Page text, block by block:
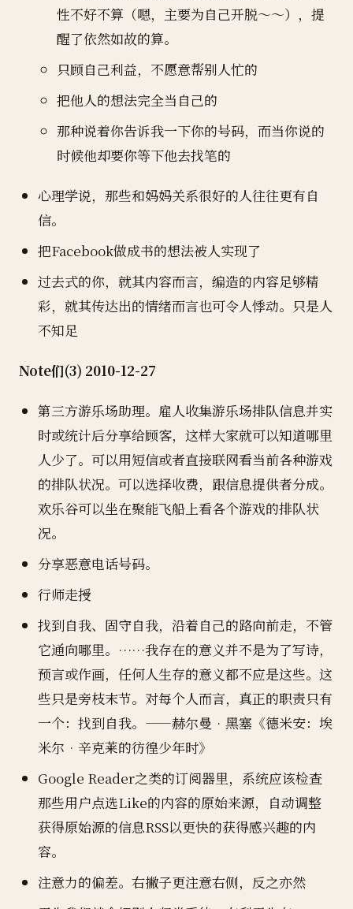
性不好不算（嗯，主要为自己开脱～～），提
醒了依然如故的算。
只顾自己利益，不愿意帮别人忙的
把他人的想法完全当自己的
那种说着你告诉我一下你的号码，而当你说的
时候他却要你等下他去找笔的
心理学说，那些和妈妈关系很好的人往往更有自
信。
把Facebook做成书的想法被人实现了
过去式的你，就其内容而言，编造的内容足够精
彩，就其传达出的情绪而言也可令人悸动。只是人
不知足
Note们(3) 2010-12-27
第三方游乐场助理。雇人收集游乐场排队信息并实
时或统计后分享给顾客，这样大家就可以知道哪里
人少了。可以用短信或者直接联网看当前各种游戏
的排队状况。可以选择收费，跟信息提供者分成。
欢乐谷可以坐在聚能飞船上看各个游戏的排队状
况。
分享恶意电话号码。
行师走授
找到自我、固守自我，沿着自己的路向前走，不管
它通向哪里。……我存在的意义并不是为了写诗，
预言或作画，任何人生存的意义都不应是这些。这
些只是旁枝末节。对每个人而言，真正的职责只有
一个：找到自我。——赫尔曼•黑塞《德米安：埃
米尔•辛克莱的彷徨少年时》
Google Reader之类的订阅器里，系统应该检查
那些用户点选Like的内容的原始来源，自动调整
获得原始源的信息RSS以更快的获得感兴趣的内
容。
注意力的偏差。右撇子更注意右侧，反之亦然